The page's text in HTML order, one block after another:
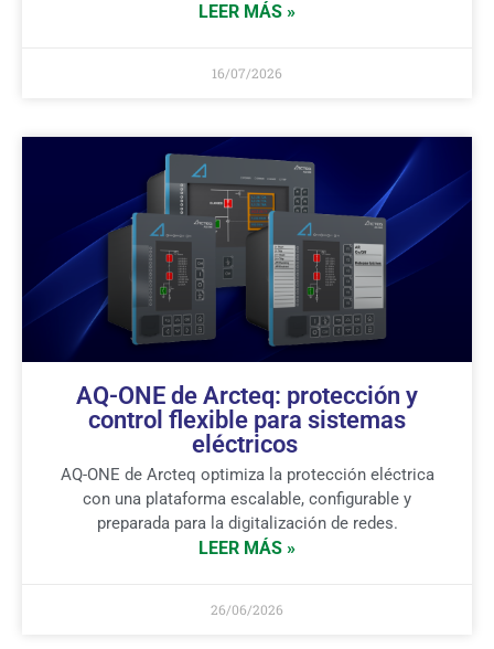
LEER MÁS »
16/07/2026
AQ-ONE de Arcteq: protección y
control flexible para sistemas
eléctricos
AQ-ONE de Arcteq optimiza la protección eléctrica
con una plataforma escalable, configurable y
preparada para la digitalización de redes.
LEER MÁS »
26/06/2026